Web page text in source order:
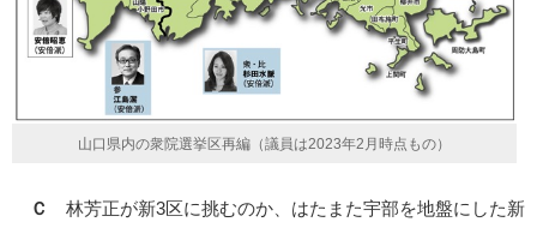
山口県内の衆院選挙区再編（議員は2023年2月時点もの）
Ｃ
林芳正が新3区に挑むのか、はたまた宇部を地盤にした新